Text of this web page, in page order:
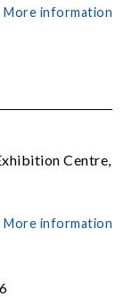
More information
Centre,
More information